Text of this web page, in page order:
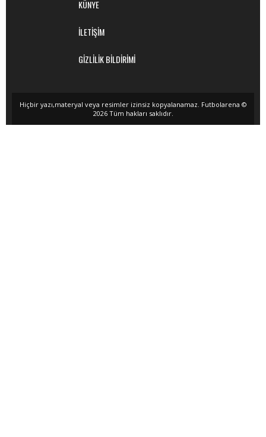
KÜNYE
İLETİŞİM
GİZLİLİK BİLDİRİMİ
Hiçbir yazı,materyal veya resimler izinsiz kopyalanamaz. Futbolarena ©
2026 Tüm hakları saklıdır.